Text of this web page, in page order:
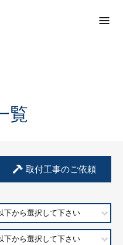
覧
取付工事のご依頼
下から選択して下さい
下から選択して下さい